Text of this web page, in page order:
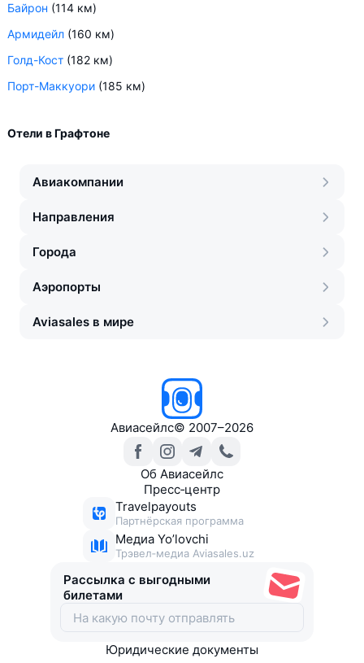
Байрон (114 км)
Армидейл (160 км)
Голд-Кост (182 км)
Порт-Маккуори (185 км)
Отели в Графтоне
Авиакомпании
Направления
Города
Аэропорты
Aviasales в мире
Авиасейлс© 2007–2026
Об Авиасейлс
Пресс‑центр
Travelpayouts
Партнёрская программа
Медиа Yo’lovchi
Трэвел‑медиа Aviasales.uz
Рассылка с выгодными
билетами
Юридические документы